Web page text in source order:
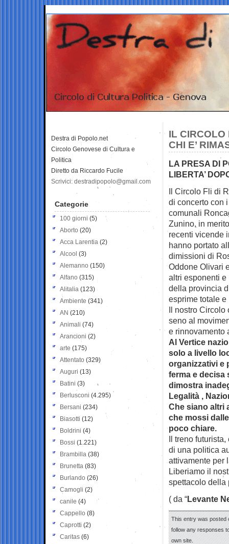
IL CIRCOLO
CHI E’
LA PRESA DI
LIBERTA’
Il Circolo Fli di
di concerto con
comunali
Zunino, in
recenti vicende
hanno portato
dimissioni di
Oddone Olivari
altri esponenti e
della provincia
esprime totale
Il nostro Circolo
seno al
e rinnovamento
Al Vertice
solo a livello
organizzativi e
ferma e decisa
dimostra
Legalità ,
Che siano altri
che mossi
poco chiare.
Il treno
di una politica
attivamente per
Liberiamo il
spettacolo della
( da “Levante
This entry was posted
follow any responses
own site.
Destra di Popolo.net
Circolo Genovese di Cultura e
Politica
Diretto da Riccardo Fucile
Scrivici: destradipopolo@gmail.com
Categorie
100 giorni (5)
Aborto (20)
Acca Larentia (2)
Alcool (3)
Alemanno (150)
Alfano (315)
Alitalia (123)
Ambiente (341)
AN (210)
Animali (74)
Arancioni (2)
arte (175)
Attentato (329)
Auguri (13)
Batini (3)
Berlusconi (4.295)
Bersani (234)
Biasotti (12)
Boldrini (4)
Bossi (1.221)
Brambilla (38)
Brunetta (83)
Burlando (26)
Camogli (2)
canile (4)
Cappello (8)
Caprotti (2)
Caritas (6)